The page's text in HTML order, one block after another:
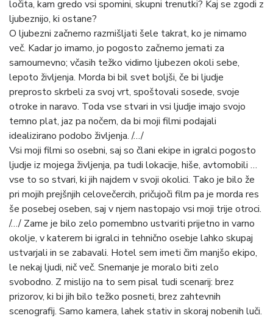
ločita, kam gredo vsi spomini, skupni trenutki? Kaj se zgodi z
ljubeznijo, ki ostane?
O ljubezni začnemo razmišljati šele takrat, ko je nimamo
več. Kadar jo imamo, jo pogosto začnemo jemati za
samoumevno; včasih težko vidimo ljubezen okoli sebe,
lepoto življenja. Morda bi bil svet boljši, če bi ljudje
preprosto skrbeli za svoj vrt, spoštovali sosede, svoje
otroke in naravo. Toda vse stvari in vsi ljudje imajo svojo
temno plat, jaz pa nočem, da bi moji filmi podajali
idealizirano podobo življenja. /…/
Vsi moji filmi so osebni, saj so člani ekipe in igralci pogosto
ljudje iz mojega življenja, pa tudi lokacije, hiše, avtomobili …
vse to so stvari, ki jih najdem v svoji okolici. Tako je bilo že
pri mojih prejšnjih celovečercih, pričujoči film pa je morda res
še posebej oseben, saj v njem nastopajo vsi moji trije otroci.
/…/ Zame je bilo zelo pomembno ustvariti prijetno in varno
okolje, v katerem bi igralci in tehnično osebje lahko skupaj
ustvarjali in se zabavali. Hotel sem imeti čim manjšo ekipo,
le nekaj ljudi, nič več. Snemanje je moralo biti zelo
svobodno. Z mislijo na to sem pisal tudi scenarij: brez
prizorov, ki bi jih bilo težko posneti, brez zahtevnih
scenografij. Samo kamera, lahek stativ in skoraj nobenih luči.